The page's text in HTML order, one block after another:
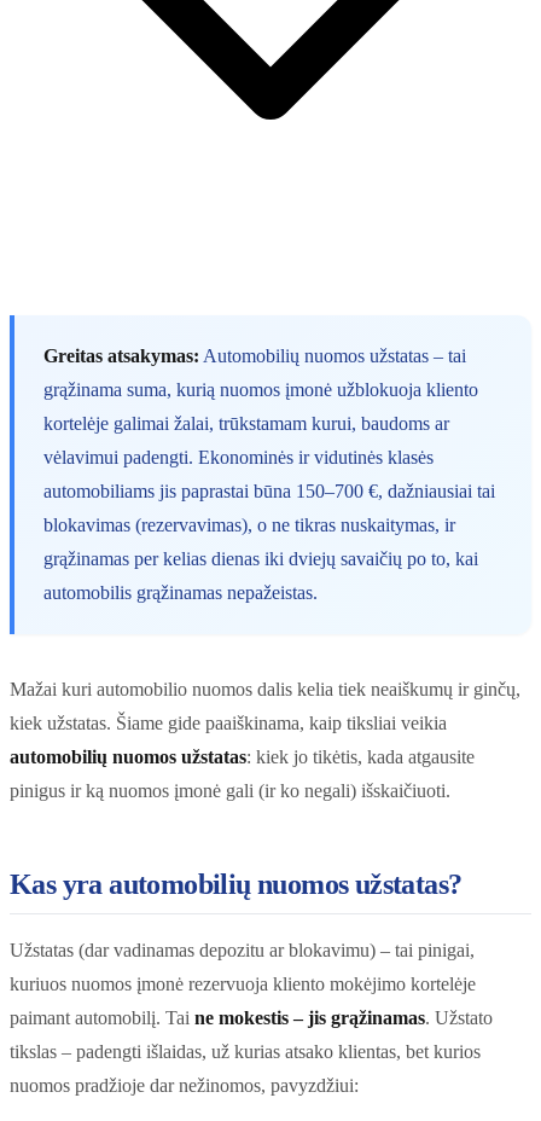
Greitas atsakymas: Automobilių nuomos užstatas – tai
grąžinama suma, kurią nuomos įmonė užblokuoja kliento
kortelėje galimai žalai, trūkstamam kurui, baudoms ar
vėlavimui padengti. Ekonominės ir vidutinės klasės
automobiliams jis paprastai būna 150–700 €, dažniausiai tai
blokavimas (rezervavimas), o ne tikras nuskaitymas, ir
grąžinamas per kelias dienas iki dviejų savaičių po to, kai
automobilis grąžinamas nepažeistas.
Mažai kuri automobilio nuomos dalis kelia tiek neaiškumų ir ginčų,
kiek užstatas. Šiame gide paaiškinama, kaip tiksliai veikia
automobilių nuomos užstatas: kiek jo tikėtis, kada atgausite
pinigus ir ką nuomos įmonė gali (ir ko negali) išskaičiuoti.
Kas yra automobilių nuomos užstatas?
Užstatas (dar vadinamas depozitu ar blokavimu) – tai pinigai,
kuriuos nuomos įmonė rezervuoja kliento mokėjimo kortelėje
paimant automobilį. Tai ne mokestis – jis grąžinamas. Užstato
tikslas – padengti išlaidas, už kurias atsako klientas, bet kurios
nuomos pradžioje dar nežinomos, pavyzdžiui: